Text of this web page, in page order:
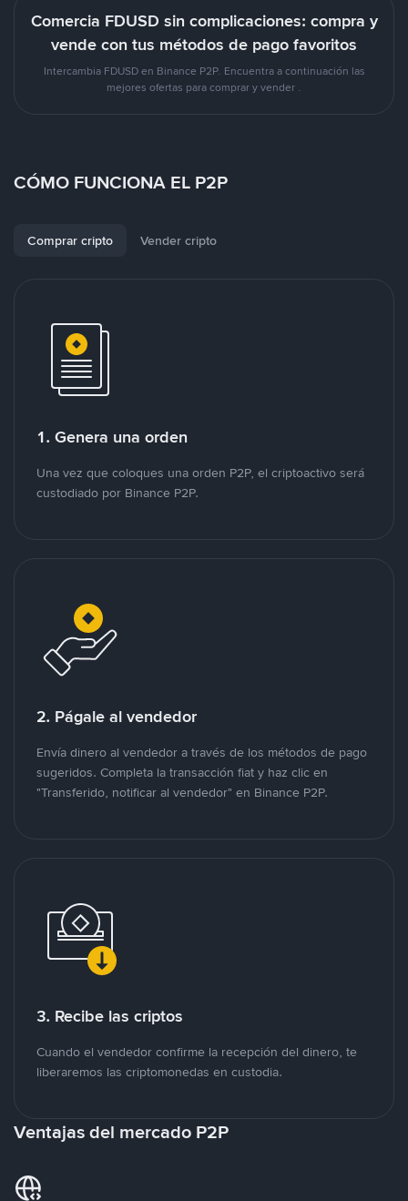
Comercia FDUSD sin complicaciones: compra y
vende con tus métodos de pago favoritos
Intercambia FDUSD en Binance P2P. Encuentra a continuación las
mejores ofertas para comprar y vender .
CÓMO FUNCIONA EL P2P
Comprar cripto Vender cripto
1. Genera una orden
Una vez que coloques una orden P2P, el criptoactivo será
custodiado por Binance P2P.
2. Págale al vendedor
Envía dinero al vendedor a través de los métodos de pago
sugeridos. Completa la transacción fiat y haz clic en
"Transferido, notificar al vendedor" en Binance P2P.
3. Recibe las criptos
Cuando el vendedor confirme la recepción del dinero, te
liberaremos las criptomonedas en custodia.
Ventajas del mercado P2P